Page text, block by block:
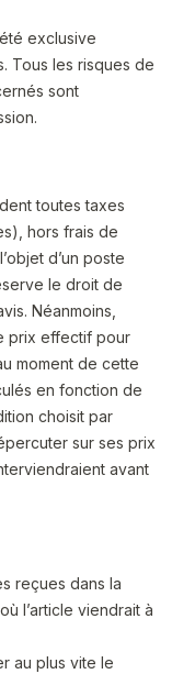
exclusive
Tous les risques de
sont
toutes taxes
hors frais de
d’un poste
le droit de
Néanmoins,
prix effectif pour
moment de cette
en fonction de
choisit par
sur ses prix
avant
reçues dans la
l’article viendrait à
au plus vite le